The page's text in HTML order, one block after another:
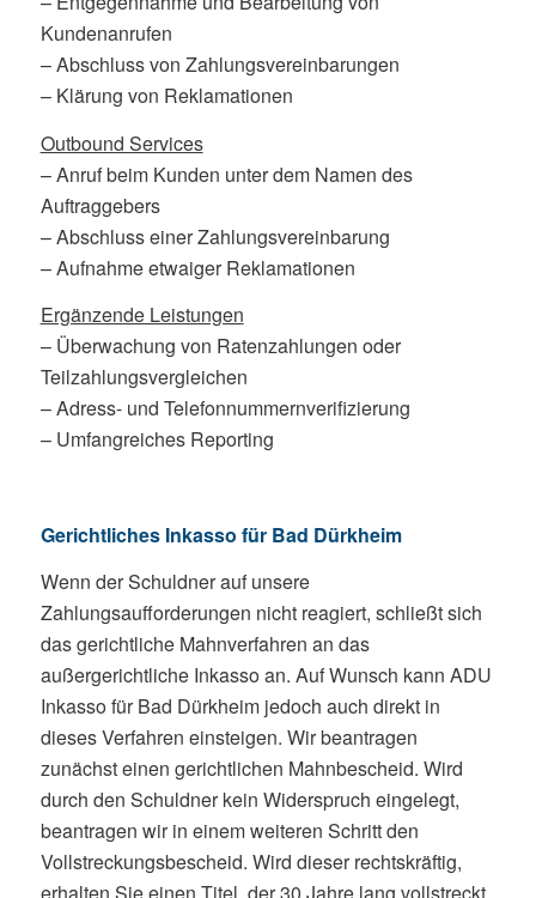
Kundenanrufen
– Abschluss von Zahlungsvereinbarungen
– Klärung von Reklamationen
Outbound Services
– Anruf beim Kunden unter dem Namen des
Auftraggebers
– Abschluss einer Zahlungsvereinbarung
– Aufnahme etwaiger Reklamationen
Ergänzende Leistungen
– Überwachung von Ratenzahlungen oder
Teilzahlungsvergleichen
– Adress- und Telefonnummernverifizierung
– Umfangreiches Reporting
Gerichtliches Inkasso für Bad Dürkheim
Wenn der Schuldner auf unsere
Zahlungsaufforderungen nicht reagiert, schließt sich
das gerichtliche Mahnverfahren an das
außergerichtliche Inkasso an. Auf Wunsch kann ADU
Inkasso für Bad Dürkheim jedoch auch direkt in
dieses Verfahren einsteigen. Wir beantragen
zunächst einen gerichtlichen Mahnbescheid. Wird
durch den Schuldner kein Widerspruch eingelegt,
beantragen wir in einem weiteren Schritt den
Vollstreckungsbescheid. Wird dieser rechtskräftig,